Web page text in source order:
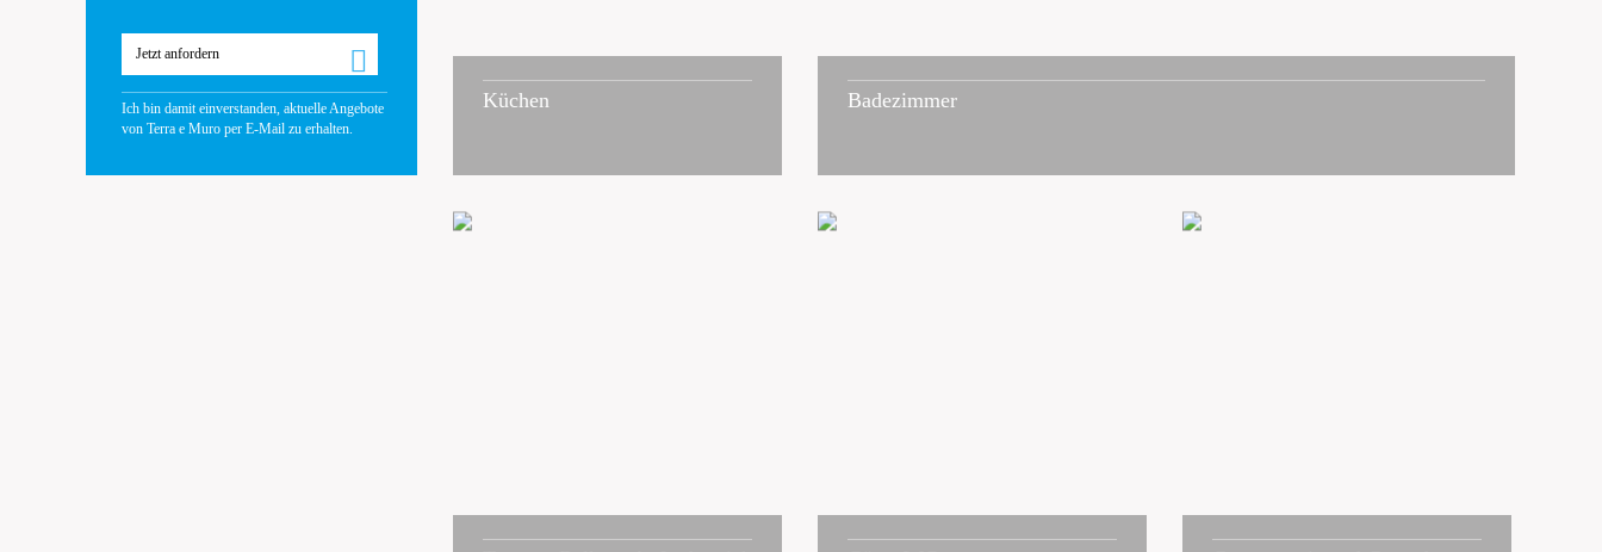
Küchen Badezimmer
Jetzt anfordern
Ich bin damit einverstanden, aktuelle Angebote
von Terra e Muro per E-Mail zu erhalten.